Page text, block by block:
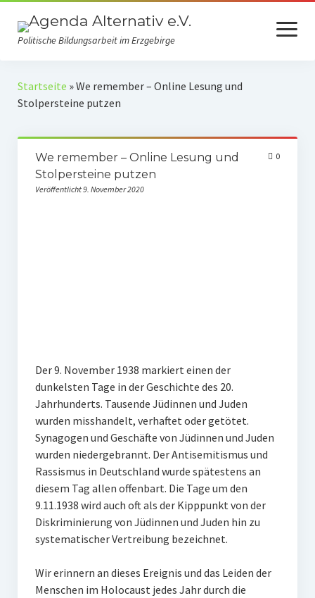
Politische Bildungsarbeit im Erzgebirge
Menü
öffnen
Verein
Auszeichnungen
Gedenkorte im Erzgebirge
Bildungsfahrten
Stains in the Sun
Stolpersteine
Sonstiges
Startseite »We remember – Online Lesung und
Stolpersteine putzen
We remember – Online Lesung und
Stolpersteine putzen
Veröffentlicht 9. November 2020
0
Der 9. November 1938 markiert einen der
dunkelsten Tage in der Geschichte des 20.
Jahrhunderts. Tausende Jüdinnen und Juden
wurden misshandelt, verhaftet oder getötet.
Synagogen und Geschäfte von Jüdinnen und Juden
wurden niedergebrannt. Der Antisemitismus und
Rassismus in Deutschland wurde spätestens an
diesem Tag allen offenbart. Die Tage um den
9.11.1938 wird auch oft als der Kipppunkt von der
Diskriminierung von Jüdinnen und Juden hin zu
systematischer Vertreibung bezeichnet.
Wir erinnern an dieses Ereignis und das Leiden der
Menschen im Holocaust jedes Jahr durch die